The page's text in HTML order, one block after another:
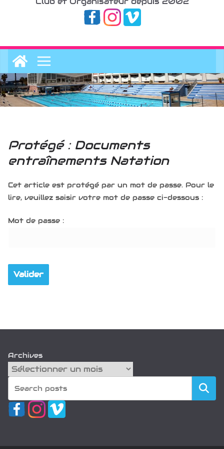
Protégé : Documents
entraînements Natation
Cet article est protégé par un mot de passe. Pour le
lire, veuillez saisir votre mot de passe ci-dessous :
Mot de passe :
Archives